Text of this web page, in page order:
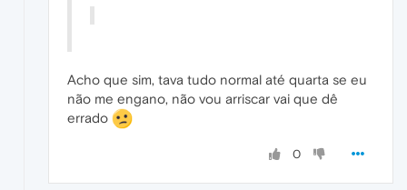
Acho que sim, tava tudo normal até quarta se eu
não me engano, não vou arriscar vai que dê
errado
0